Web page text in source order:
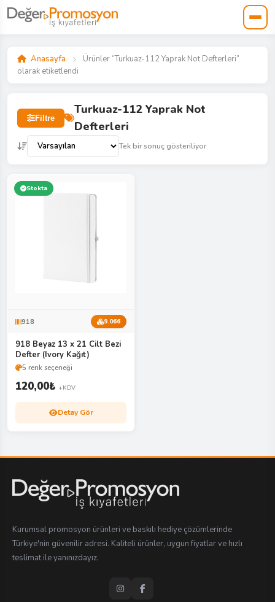
Anasayfa
Ürünler “Turkuaz-112 Yaprak Not Defterleri”
olarak etiketlendi
Filtre
Turkuaz-112 Yaprak Not
Defterleri
Tek bir sonuç gösteriliyor
Stokta
918 9.066
918 Beyaz 13 x 21 Cilt Bezi
Defter (Ivory Kağıt)
5 renk seçeneği
120,00₺ +KDV
Detay Gör
Kurumsal promosyon ürünleri ve baskılı hediye çözümlerinde
Türkiye'nin güvenilir adresi. Kaliteli ürünler, uygun fiyatlar ve hızlı
teslimat ile yanınızdayız.